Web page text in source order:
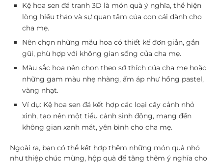
Kệ hoa sen đá tranh 3D là món quà ý nghĩa, thể hiện
lòng hiếu thảo và sự quan tâm của con cái dành cho
cha mẹ.
Nên chọn những mẫu hoa có thiết kế đơn giản, gần
gũi, phù hợp với không gian sống của cha mẹ.
Màu sắc hoa nên chọn theo sở thích của cha mẹ hoặc
những gam màu nhẹ nhàng, ấm áp như hồng pastel,
vàng nhạt.
Ví dụ: Kệ hoa sen đá kết hợp các loại cây cảnh nhỏ
xinh, tạo nên một tiểu cảnh sinh động, mang đến
không gian xanh mát, yên bình cho cha mẹ.
Ngoài ra, bạn có thể kết hợp thêm những món quà nhỏ
như thiệp chúc mừng, hộp quà để tăng thêm ý nghĩa cho